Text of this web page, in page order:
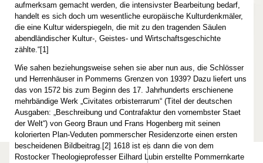
aufmerksam gemacht werden, die intensivster Bearbeitung bedarf,
handelt es sich doch um wesentliche europäische Kulturdenkmäler,
die eine Kultur widerspiegeln, die mit zu den tragenden Säulen
abendländischer Kultur-, Geistes- und Wirtschaftsgeschichte
zählte.“[1]
Wie sahen beziehungsweise sehen sie aber nun aus, die Schlösser
und Herrenhäuser in Pommerns Grenzen von 1939? Dazu liefert uns
das von 1572 bis zum Beginn des 17. Jahrhunderts erschienene
mehrbändige Werk „Civitates orbisterrarum“ (Titel der deutschen
Ausgaben: „Beschreibung und Contrafaktur den vornembster Staet
der Welt“) von Georg Braun und Frans Hogenberg mit seinen
kolorierten Plan-Veduten pommerscher Residenzorte einen ersten
bescheidenen Bildbeitrag.[2] 1618 ist es dann die von dem
Rostocker Theologieprofesser Eilhard Lubin erstellte Pommernkarte